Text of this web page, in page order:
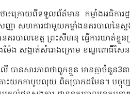
៖ក្រោយពីទទួលព័ត៌មាន កម្លាំងអធិការដ្
ញា សហការជាមួយកម្លាំងនគរបាលនៃស្ន
គរបាលខេត្ត ព្រះសីហនុ ធ្វើការឃាត់ខ្
ែង សង្កាត់សំរោងក្រោម ខណ្ឌពោធិ៍សែ
ានសារភាពថាពួកខ្លួន មានគ្នាចំនួន3ន
ះយកកាបូបលុយ ពិតប្រាកដមែន។ បច្ចុប្